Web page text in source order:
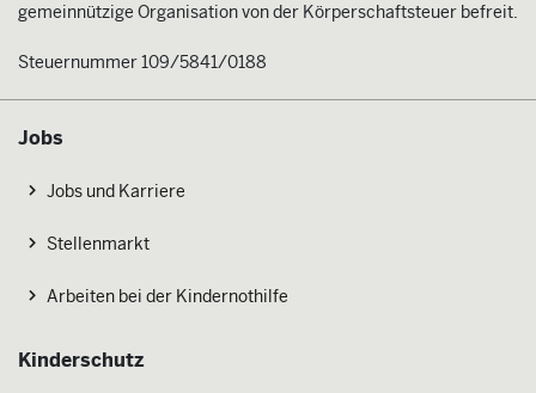
gemeinnützige Organisation von der Körperschaftsteuer befreit.
Steuernummer 109/5841/0188
Jobs
Jobs und Karriere
Stellenmarkt
Arbeiten bei der Kindernothilfe
Kinderschutz